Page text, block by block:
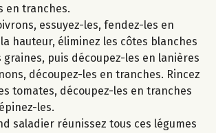
en tranches.
essuyez-les, fendez-les en
hauteur, éliminez les côtes blanches
puis découpez-les en lanières
découpez-les en tranches. Rincez
tomates, découpez-les en tranches
les.
saladier réunissez tous ces légumes